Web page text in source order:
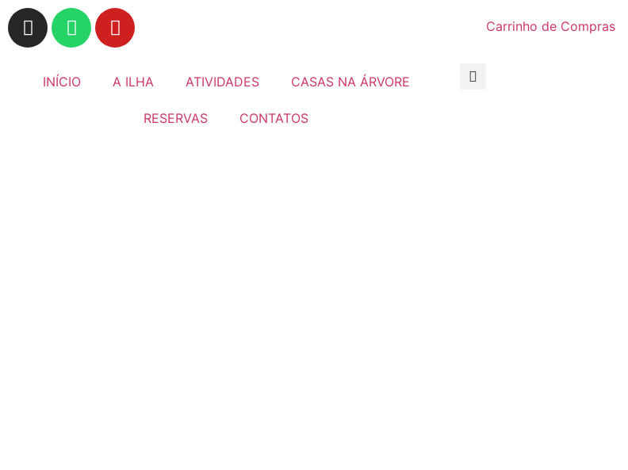
Carrinho de Compras
INÍCIO A ILHA ATIVIDADES CASAS NA ÁRVORE
RESERVAS CONTATOS